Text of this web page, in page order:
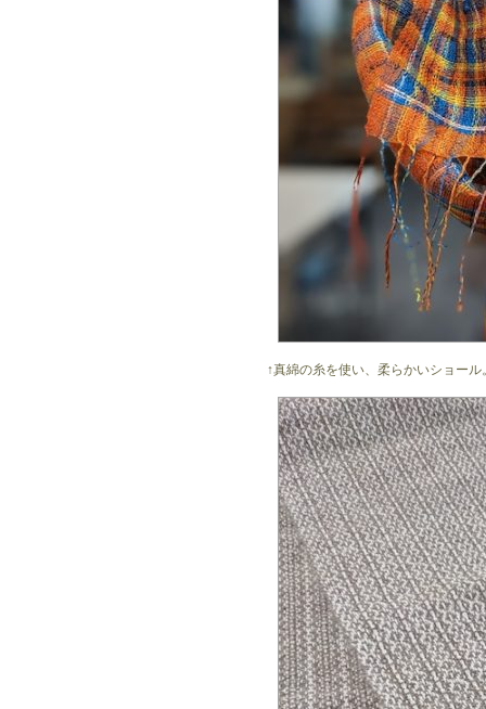
↑真綿の糸を使い、柔らかいショー